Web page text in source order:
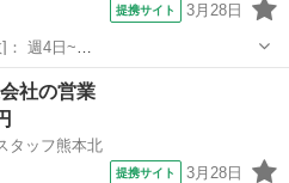
提携サイト 3月28日
12:00~18:00 月/火/水/木/金 な
寄駅]： 熊本県宇城市...
社の営業
タッフ熊本北
提携サイト 3月28日